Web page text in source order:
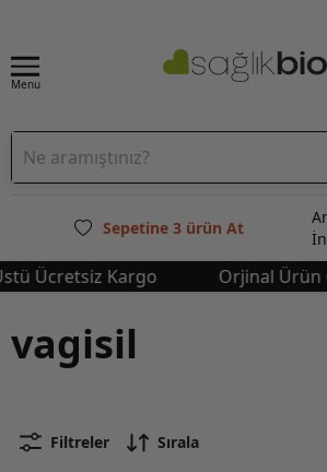
Menu
Sepetine 3 ürün At
Ücretsiz Kargo Orjinal Ürün
vagisil
Filtreler Sırala